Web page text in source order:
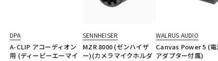
DPA
A-CLIP アコーディオン
用 (ディーピーエーマイ
SENNHEISER
MZR 8000 (ゼンハイザ
ー)(カメラマイクホルダ
WALRUS AUDIO
Canvas Power 5 (電
アダプター付属)